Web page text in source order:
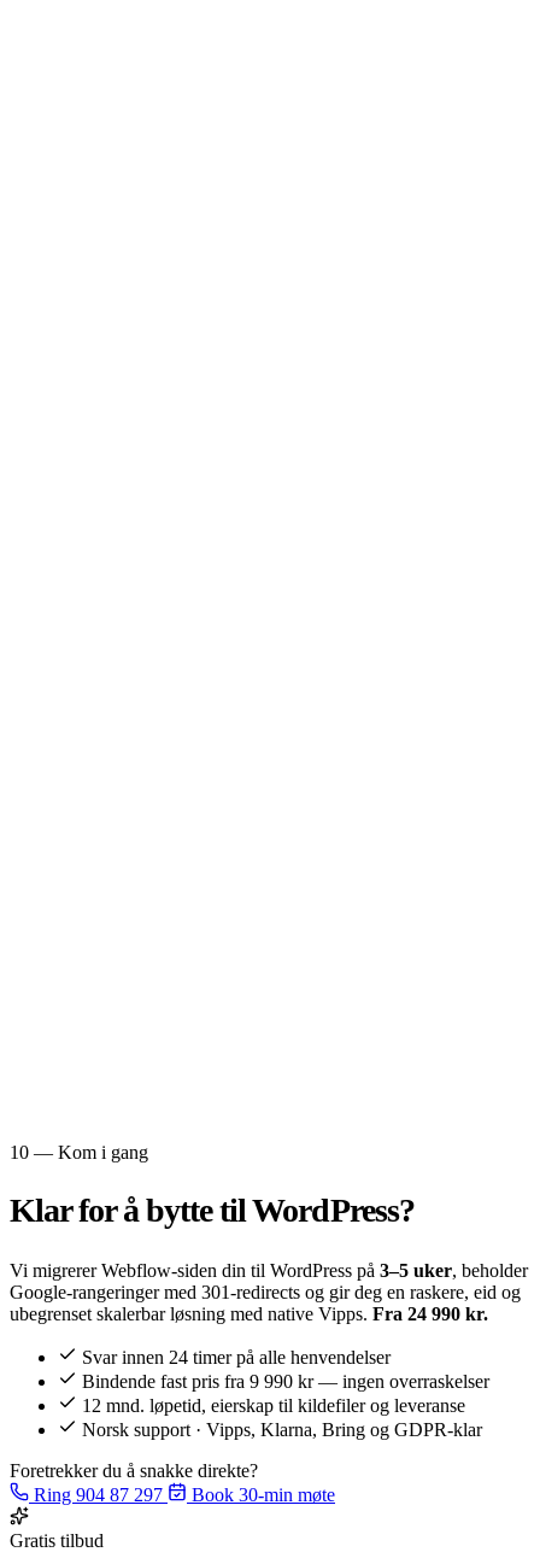
10 — Kom i gang
Klar for å bytte tilWordPress?
Vi migrerer Webflow-siden din til WordPress på 3–5 uker, beholder
Google-rangeringer med 301-redirects og gir deg en raskere, eid og
ubegrenset skalerbar løsning med native Vipps. Fra 24 990 kr.
Svar innen 24 timer på alle henvendelser
Bindende fast pris fra 9 990 kr — ingen overraskelser
12 mnd. løpetid, eierskap til kildefiler og leveranse
Norsk support · Vipps, Klarna, Bring og GDPR-klar
Foretrekker du å snakke direkte?
Ring 904 87 297
Book 30-min møte
Gratis tilbud